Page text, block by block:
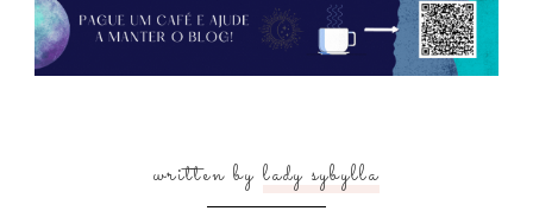
written bylady sybylla